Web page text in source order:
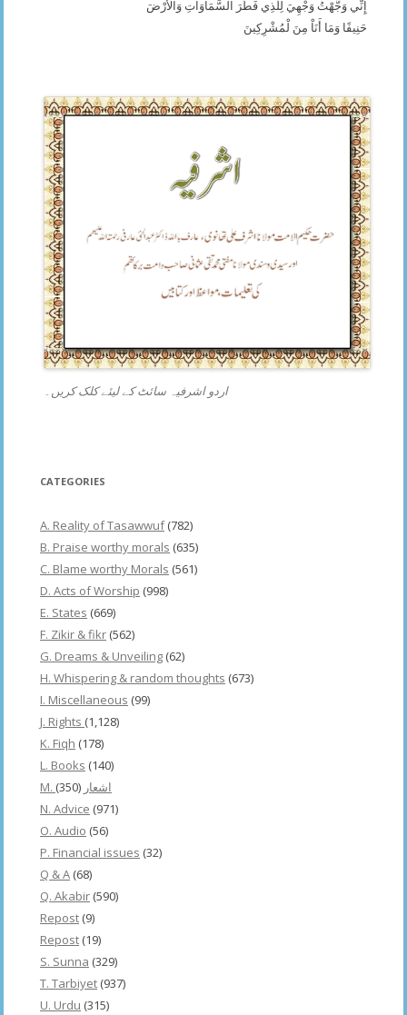
إِنِّي وَجَّهْتُ وَجْهِيَ لِلَّذِي فَطَرَ السَّمَاوَاتِ وَالأَرْضَ
حَنِيفًا وَمَا أَنَاْ مِنَ لْمُشْرِكِينَ
اردو اشرفیہ سائٹ کے لیئے کلک کریں۔
CATEGORIES
A. Reality of Tasawwuf(782)
B. Praise worthy morals (635)
C. Blame worthy Morals (561)
D. Acts of Worship (998)
E. States (669)
F. Zikir & fikr (562)
G. Dreams & Unveiling (62)
H. Whispering & random thoughts (673)
I. Miscellaneous (99)
J. Rights (1,128)
K. Fiqh (178)
L. Books (140)
M. اشعار (350)
N. Advice (971)
O. Audio (56)
P. Financial issues (32)
Q & A (68)
Q. Akabir (590)
Repost (9)
Repost (19)
S. Sunna (329)
T. Tarbiyet (937)
U. Urdu (315)